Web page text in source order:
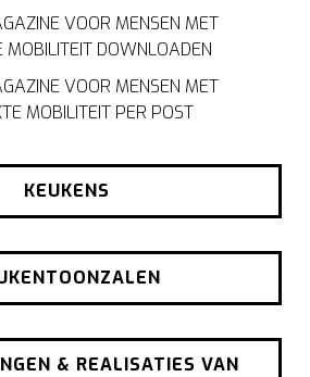
VOOR MENSEN MET
MOBILITEIT DOWNLOADEN
VOOR MENSEN MET
MOBILITEIT PER POST
KEUKENS
& REALISATIES VAN